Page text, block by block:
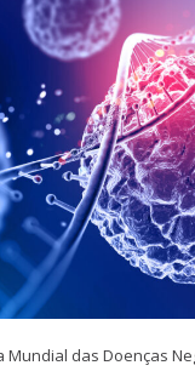
Mundial das Doenças